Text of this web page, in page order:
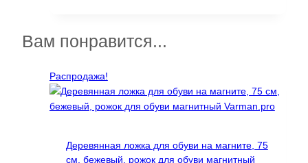
вариаций.
выбрать
на
товара.
Вам понравится...
Распродажа!
Деревянная ложка для обуви на магните, 75
см, бежевый, рожок для обуви магнитный